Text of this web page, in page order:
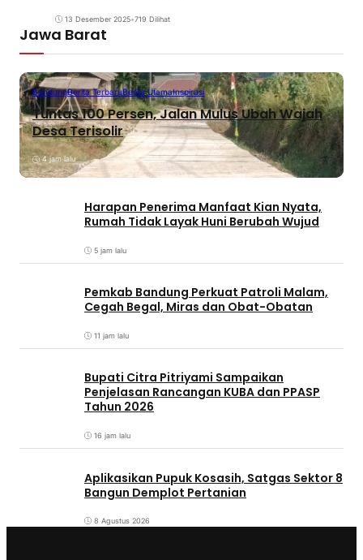
13 Desember 2025•719 Dilihat
Jawa Barat
BandungBerita TerbaruBerita UtamaInspirasi
Tuntas 100 Persen, Jalan Mulus Ubah Wajah
Desa Terisolir
4 jam lalu
Harapan Penerima Manfaat Kian Nyata,
Rumah Tidak Layak Huni Berubah Wujud
5 jam lalu
Pemkab Bandung Perkuat Patroli Malam,
Cegah Begal, Miras dan Obat-Obatan
11 jam lalu
Bupati Citra Pitriyami Sampaikan
Penjelasan Rancangan KUBA dan PPASP
Tahun 2026
16 jam lalu
Aplikasikan Pupuk Kosasih, Satgas Sektor 8
Bangun Demplot Pertanian
8 Agustus 2026